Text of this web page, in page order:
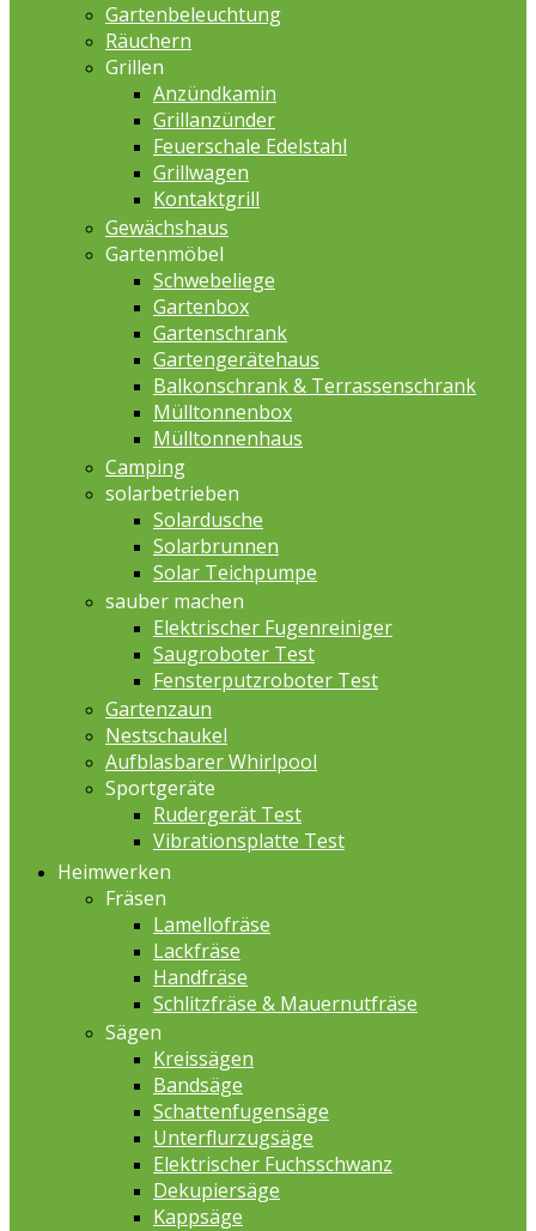
Gartenbeleuchtung
Räuchern
Grillen
Anzündkamin
Grillanzünder
Feuerschale Edelstahl
Grillwagen
Kontaktgrill
Gewächshaus
Gartenmöbel
Schwebeliege
Gartenbox
Gartenschrank
Gartengerätehaus
Balkonschrank & Terrassenschrank
Mülltonnenbox
Mülltonnenhaus
Camping
solarbetrieben
Solardusche
Solarbrunnen
Solar Teichpumpe
sauber machen
Elektrischer Fugenreiniger
Saugroboter Test
Fensterputzroboter Test
Gartenzaun
Nestschaukel
Aufblasbarer Whirlpool
Sportgeräte
Rudergerät Test
Vibrationsplatte Test
Heimwerken
Fräsen
Lamellofräse
Lackfräse
Handfräse
Schlitzfräse & Mauernutfräse
Sägen
Kreissägen
Bandsäge
Schattenfugensäge
Unterflurzugsäge
Elektrischer Fuchsschwanz
Dekupiersäge
Kappsäge